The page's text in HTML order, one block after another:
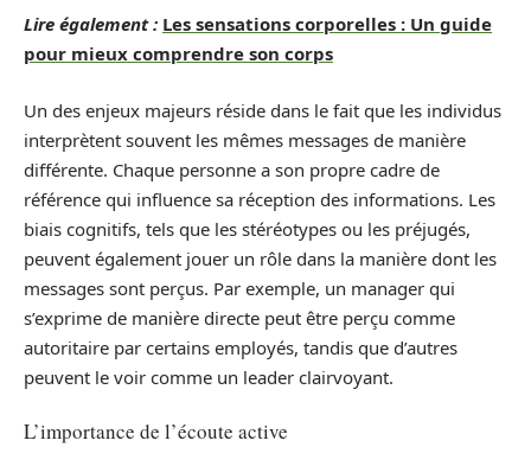
Lire également : Les sensations corporelles : Un guide
pour mieux comprendre son corps
Un des enjeux majeurs réside dans le fait que les individus
interprètent souvent les mêmes messages de manière
différente. Chaque personne a son propre cadre de
référence qui influence sa réception des informations. Les
biais cognitifs, tels que les stéréotypes ou les préjugés,
peuvent également jouer un rôle dans la manière dont les
messages sont perçus. Par exemple, un manager qui
s’exprime de manière directe peut être perçu comme
autoritaire par certains employés, tandis que d’autres
peuvent le voir comme un leader clairvoyant.
L’importance de l’écoute active